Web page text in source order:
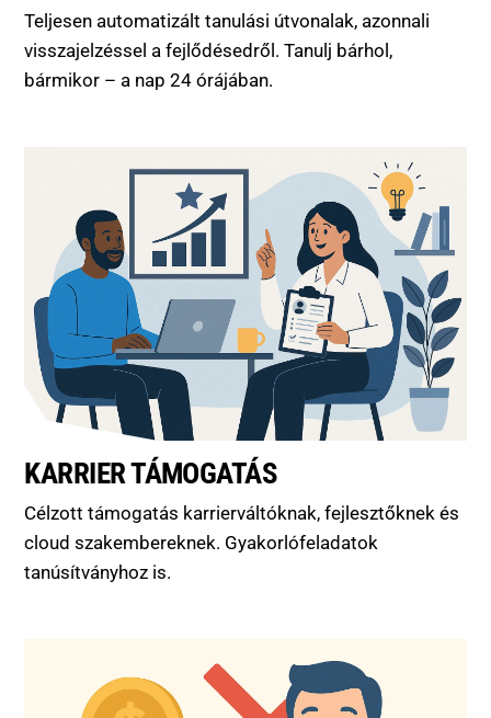
Teljesen automatizált tanulási útvonalak, azonnali
visszajelzéssel a fejlődésedről. Tanulj bárhol,
bármikor – a nap 24 órájában.
KARRIER TÁMOGATÁS
Célzott támogatás karrierváltóknak, fejlesztőknek és
cloud szakembereknek. Gyakorlófeladatok
tanúsítványhoz is.